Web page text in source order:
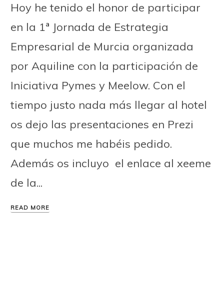
Hoy he tenido el honor de participar
en la 1ª Jornada de Estrategia
Empresarial de Murcia organizada
por Aquiline con la participación de
Iniciativa Pymes y Meelow. Con el
tiempo justo nada más llegar al hotel
os dejo las presentaciones en Prezi
que muchos me habéis pedido.
Además os incluyo el enlace al xeeme
de la...
READ MORE